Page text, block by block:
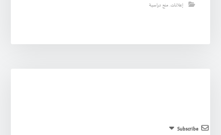
إعلانات,منح دراسية
Subscribe